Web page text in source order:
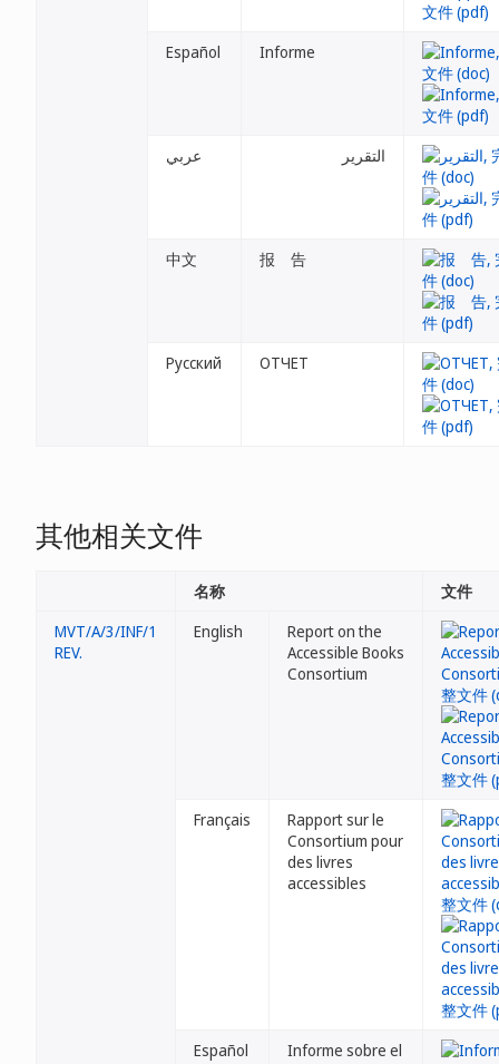
Español Informe
عربي التقرير
中文 报 告
Русский ОТЧЕТ
其他相关文件
名称
文件
MVT/A/3/INF/1
REV.
English
Report on the
Accessible Books
Consortium
Français
Rapport sur le
Consortium pour
des livres
accessibles
Español
Informe sobre el